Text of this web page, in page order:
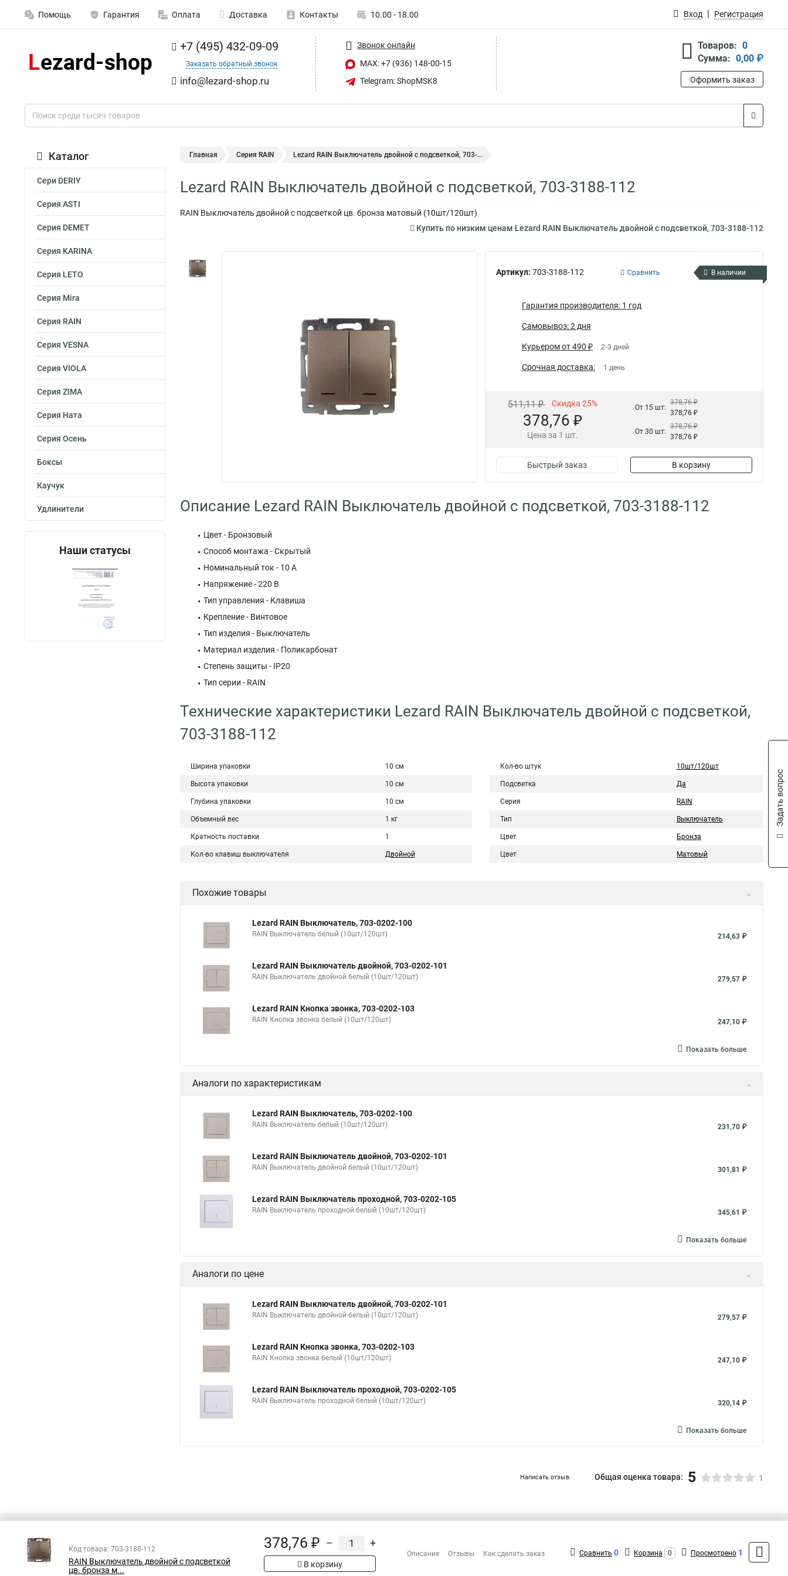
Помощь Гарантия Оплата Доставка Контакты 10.00 - 18.00 Вход Регистрация
+7 (495) 432-09-09
Заказать обратный звонок
info@lezard-shop.ru
Звонок онлайн
MAX: +7 (936) 148-00-15
Telegram: ShopMSK8
Товаров: 0
Сумма: 0,00 ₽
Оформить заказ
Каталог
Сери DERIY
Серия ASTI
Серия DEMET
Серия KARINA
Серия LETO
Серия Mira
Серия RAIN
Серия VESNA
Серия VIOLA
Серия ZIMA
Серия Ната
Серия Осень
Боксы
Каучук
Удлинители
Наши статусы
Главная Серия RAIN Lezard RAIN Выключатель двойной с подсветкой, 703-...
Lezard RAIN Выключатель двойной с подсветкой, 703-3188-112
RAIN Выключатель двойной с подсветкой цв. бронза матовый (10шт/120шт)
Купить по низким ценам Lezard RAIN Выключатель двойной с подсветкой, 703-3188-112
Артикул: 703-3188-112 Сравнить В наличии
Гарантия производителя: 1 год
Самовывоз: 2 дня
Курьером от 490 ₽ 2-3 дней
Срочная доставка: 1 день
511,11 ₽ Скидка 25%
378,76 ₽
Цена за 1 шт.
От 15 шт:
378,76 ₽
378,76 ₽
От 30 шт:
378,76 ₽
378,76 ₽
Быстрый заказ В корзину
Описание Lezard RAIN Выключатель двойной с подсветкой, 703-3188-112
Цвет - Бронзовый
Способ монтажа - Скрытый
Номинальный ток - 10 А
Напряжение - 220 В
Тип управления - Клавиша
Крепление - Винтовое
Тип изделия - Выключатель
Материал изделия - Поликарбонат
Степень защиты - IP20
Тип серии - RAIN
Технические характеристики Lezard RAIN Выключатель двойной с подсветкой,
703-3188-112
Ширина упаковки 10 см
Высота упаковки 10 см
Глубина упаковки 10 см
Объемный вес 1 кг
Кратность поставки 1
Кол-во клавиш выключателя Двойной
Кол-во штук 10шт/120шт
Подсветка Да
Серия RAIN
Тип Выключатель
Цвет Бронза
Цвет Матовый
Похожие товары
Lezard RAIN Выключатель, 703-0202-100
RAIN Выключатель белый (10шт/120шт) 214,63 ₽
Lezard RAIN Выключатель двойной, 703-0202-101
RAIN Выключатель двойной белый (10шт/120шт) 279,57 ₽
Lezard RAIN Кнопка звонка, 703-0202-103
RAIN Кнопка звонка белый (10шт/120шт) 247,10 ₽
Показать больше
Аналоги по характеристикам
Lezard RAIN Выключатель, 703-0202-100
RAIN Выключатель белый (10шт/120шт) 231,70 ₽
Lezard RAIN Выключатель двойной, 703-0202-101
RAIN Выключатель двойной белый (10шт/120шт) 301,81 ₽
Lezard RAIN Выключатель проходной, 703-0202-105
RAIN Выключатель проходной белый (10шт/120шт) 345,61 ₽
Показать больше
Аналоги по цене
Lezard RAIN Выключатель двойной, 703-0202-101
RAIN Выключатель двойной белый (10шт/120шт) 279,57 ₽
Lezard RAIN Кнопка звонка, 703-0202-103
RAIN Кнопка звонка белый (10шт/120шт) 247,10 ₽
Lezard RAIN Выключатель проходной, 703-0202-105
RAIN Выключатель проходной белый (10шт/120шт) 320,14 ₽
Показать больше
Написать отзыв Общая оценка товара: 5 1
Все права защищены
Сотрудничество
+7 (495) 432-09-09
MAX: +7 (936) 148-00-15
Код товара: 703-3188-112
RAIN Выключатель двойной с подсветкой
цв. бронза м...
378,76 ₽ – +
В корзину
Описание Отзывы Как сделать заказ Сравнить 0 Корзина 0 Просмотрено 1
Задать вопрос